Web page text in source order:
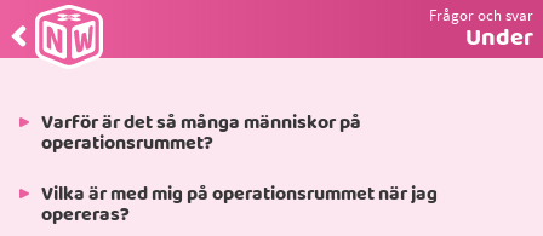
Tillbaka
till
Frågor och svar
–
Under
Varför är det så många människor på
operationsrummet?
Vilka är med mig på operationsrummet när jag
opereras?